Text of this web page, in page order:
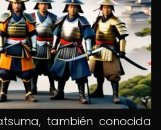
también conocida